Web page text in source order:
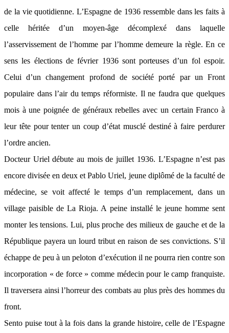
de la vie quotidienne. L’Espagne de 1936 ressemble dans les faits à
celle héritée d’un moyen-âge décomplexé dans laquelle
l’asservissement de l’homme par l’homme demeure la règle. En ce
sens les élections de février 1936 sont porteuses d’un fol espoir.
Celui d’un changement profond de société porté par un Front
populaire dans l’air du temps réformiste. Il ne faudra que quelques
mois à une poignée de généraux rebelles avec un certain Franco à
leur tête pour tenter un coup d’état musclé destiné à faire perdurer
l’ordre ancien.
Docteur Uriel débute au mois de juillet 1936. L’Espagne n’est pas
encore divisée en deux et Pablo Uriel, jeune diplômé de la faculté de
médecine, se voit affecté le temps d’un remplacement, dans un
village paisible de La Rioja. A peine installé le jeune homme sent
monter les tensions. Lui, plus proche des milieux de gauche et de la
République payera un lourd tribut en raison de ses convictions. S’il
échappe de peu à un peloton d’exécution il ne pourra rien contre son
incorporation « de force » comme médecin pour le camp franquiste.
Il traversera ainsi l’horreur des combats au plus près des hommes du
front.
Sento puise tout à la fois dans la grande histoire, celle de l’Espagne